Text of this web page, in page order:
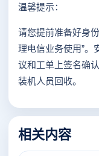
温馨提示：
请您提前准备好身
理电信业务使用”。
议和工单上签名确
装机人员回收。
相关内容